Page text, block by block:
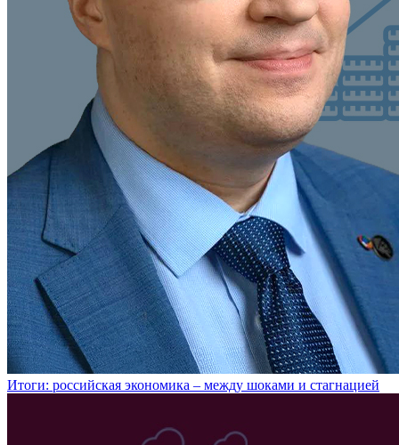
Итоги: российская экономика – между шоками и стагнацией